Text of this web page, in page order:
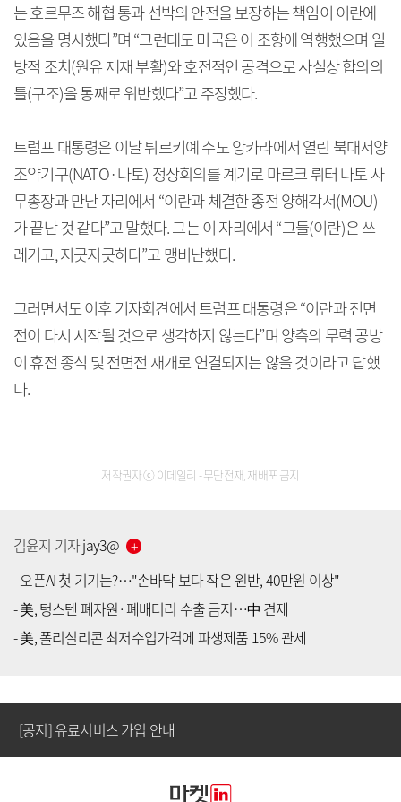
는 호르무즈 해협 통과 선박의 안전을 보장하는 책임이 이란에
있음을 명시했다”며 “그런데도 미국은 이 조항에 역행했으며 일
방적 조치(원유 제재 부활)와 호전적인 공격으로 사실상 합의의
틀(구조)을 통째로 위반했다”고 주장했다.
트럼프 대통령은 이날 튀르키예 수도 앙카라에서 열린 북대서양
조약기구(NATO·나토) 정상회의를 계기로 마르크 뤼터 나토 사
무총장과 만난 자리에서 “이란과 체결한 종전 양해각서(MOU)
가 끝난 것 같다”고 말했다. 그는 이 자리에서 “그들(이란)은 쓰
레기고, 지긋지긋하다”고 맹비난했다.
그러면서도 이후 기자회견에서 트럼프 대통령은 “이란과 전면
전이 다시 시작될 것으로 생각하지 않는다”며 양측의 무력 공방
이 휴전 종식 및 전면전 재개로 연결되지는 않을 것이라고 답했
다.
저작권자 ⓒ 이데일리 - 무단전재, 재배포 금지
김윤지 기자jay3@
-오픈AI 첫 기기는?…"손바닥 보다 작은 원반, 40만원 이상"
-美, 텅스텐 폐자원·폐배터리 수출 금지…中 견제
-美, 폴리실리콘 최저수입가격에 파생제품 15% 관세
[공지] 유료서비스 가입 안내
[공지] 유료서비스 가입 안내
[공지] 새로워진 마켓인, 성공투자 창을 열다